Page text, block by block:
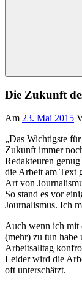
Die Zukunft
Am 23. Mai 2015
„Das Wichtigste
Zukunft immer
Redakteuren
die Arbeit am Text
Art von
So stand es vor
Journalismus. Ich
Auch wenn ich mit
(mehr) zu tun
Arbeitsalltag
Leider wird die
oft unterschätzt.